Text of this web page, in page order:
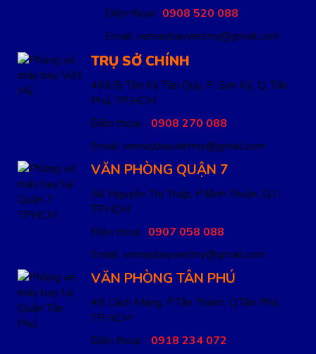
Điện thoại : 0908 520 088
Email: vemaybayvietmy@gmail.com
TRỤ SỞ CHÍNH
466/8 Tân Kỳ Tân Qúy, P. Sơn Kỳ, Q. Tân
Phú, TP.HCM
Điện thoại : 0908 270 088
Email: vemaybayvietmy@gmail.com
VĂN PHÒNG QUẬN 7
56 Nguyễn Thị Thập, P.Bình Thuận, Q.7,
TPHCM
Điện thoại : 0907 058 088
Email: vemaybayvietmy@gmail.com
VĂN PHÒNG TÂN PHÚ
48 Cách Mạng, P.Tân Thành, Q.Tân Phú,
TP.HCM
Điện thoại : 0918 234 072